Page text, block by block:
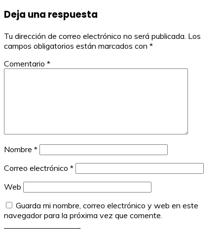
entradas
Deja una respuesta
Tu dirección de correo electrónico no será publicada. Los
campos obligatorios están marcados con *
Comentario *
Nombre *
Correo electrónico *
Web
Guarda mi nombre, correo electrónico y web en este
navegador para la próxima vez que comente.